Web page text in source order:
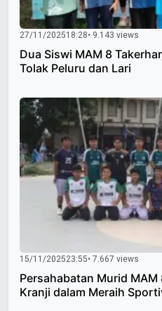
27/11/202518:28• 9.143 views
Dua Siswi MAM 8
Tolak Peluru dan Lari
15/11/202523:55• 7.667 views
Persahabatan Murid MAM
Kranji dalam Meraih